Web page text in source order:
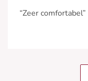
“Zeer comfortabel”